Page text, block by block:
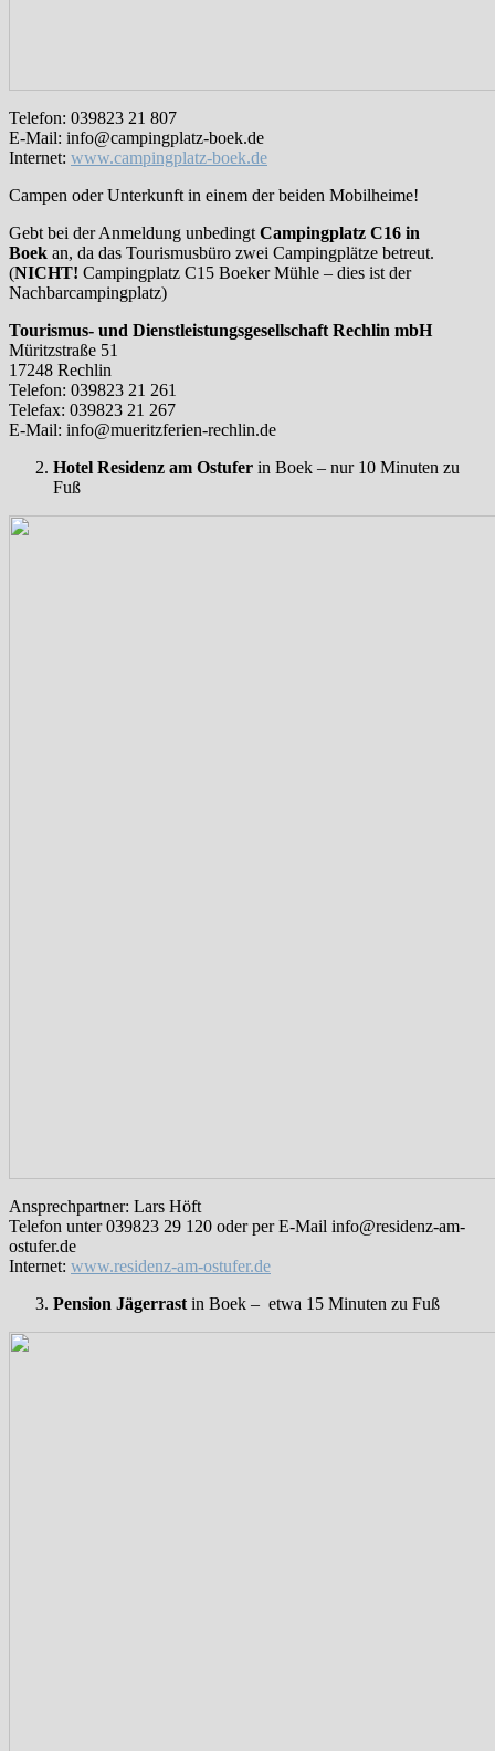
Telefon: 039823 21 807
E-Mail: info@campingplatz-boek.de
Internet: www.campingplatz-boek.de
Campen oder Unterkunft in einem der beiden Mobilheime!
Gebt bei der Anmeldung unbedingt Campingplatz C16 in
Boek an, da das Tourismusbüro zwei Campingplätze betreut.
(NICHT! Campingplatz C15 Boeker Mühle – dies ist der
Nachbarcampingplatz)
Tourismus- und Dienstleistungsgesellschaft Rechlin mbH
Müritzstraße 51
17248 Rechlin
Telefon: 039823 21 261
Telefax: 039823 21 267
E-Mail: info@mueritzferien-rechlin.de
Hotel Residenz am Ostufer in Boek – nur 10 Minuten zu
Fuß
Ansprechpartner: Lars Höft
Telefon unter 039823 29 120 oder per E-Mail info@residenz-am-
ostufer.de
Internet: www.residenz-am-ostufer.de
Pension Jägerrast in Boek – etwa 15 Minuten zu Fuß